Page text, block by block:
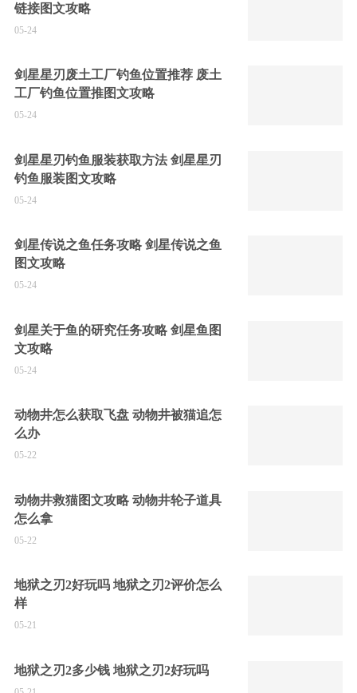
链接图文攻略
05-24
剑星星刃废土工厂钓鱼位置推荐 废土
工厂钓鱼位置推图文攻略
05-24
剑星星刃钓鱼服装获取方法 剑星星刃
钓鱼服装图文攻略
05-24
剑星传说之鱼任务攻略 剑星传说之鱼
图文攻略
05-24
剑星关于鱼的研究任务攻略 剑星鱼图
文攻略
05-24
动物井怎么获取飞盘 动物井被猫追怎
么办
05-22
动物井救猫图文攻略 动物井轮子道具
怎么拿
05-22
地狱之刃2好玩吗 地狱之刃2评价怎么
样
05-21
地狱之刃2多少钱 地狱之刃2好玩吗